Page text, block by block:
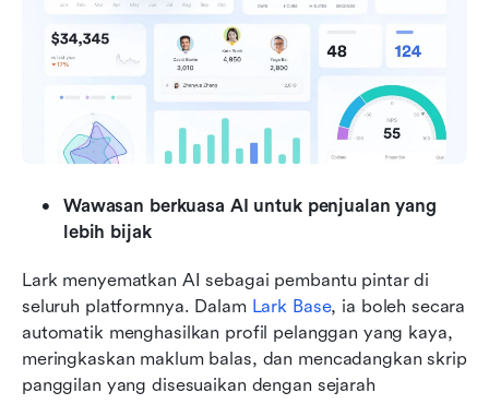
Wawasan berkuasa AI untuk penjualan yang
lebih bijak
Lark menyematkan AI sebagai pembantu pintar di
seluruh platformnya. Dalam Lark Base, ia boleh secara
automatik menghasilkan profil pelanggan yang kaya,
meringkaskan maklum balas, dan mencadangkan skrip
panggilan yang disesuaikan dengan sejarah